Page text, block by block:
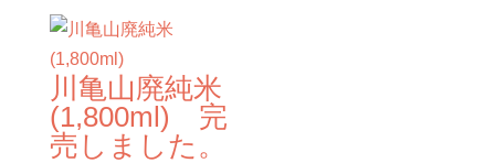
川亀山廃純米
(1,800ml) 完
売しました。